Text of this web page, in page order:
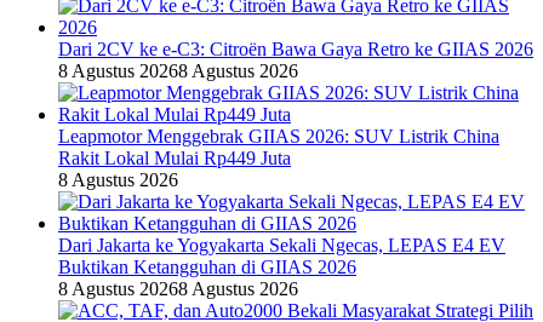
Dari 2CV ke e-C3: Citroën Bawa Gaya Retro ke GIIAS 2026
8 Agustus 20268 Agustus 2026
Leapmotor Menggebrak GIIAS 2026: SUV Listrik China
Rakit Lokal Mulai Rp449 Juta
8 Agustus 2026
Dari Jakarta ke Yogyakarta Sekali Ngecas, LEPAS E4 EV
Buktikan Ketangguhan di GIIAS 2026
8 Agustus 20268 Agustus 2026